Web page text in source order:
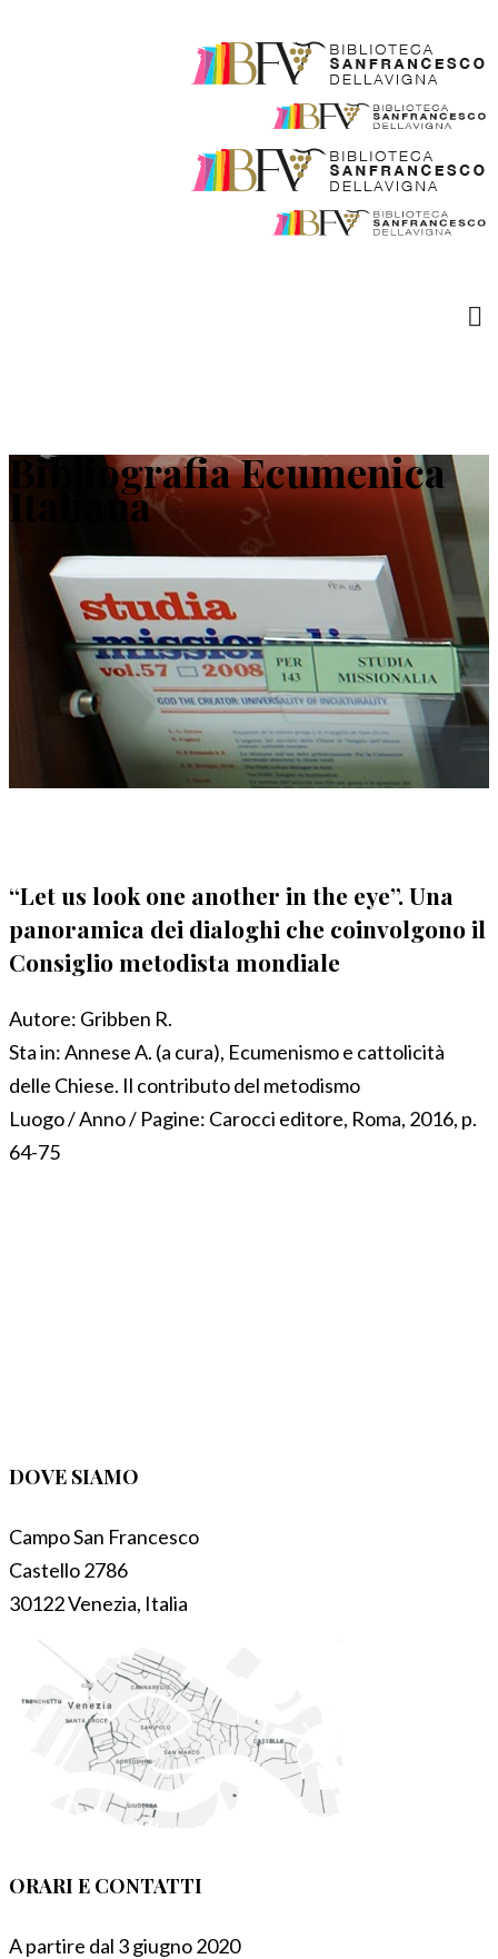
Bibliografia Ecumenica
Italiana
“Let us look one another in the eye”. Una
panoramica dei dialoghi che coinvolgono il
Consiglio metodista mondiale
Autore: Gribben R.
Sta in:Annese A. (a cura), Ecumenismo e cattolicità
delle Chiese. Il contributo del metodismo
Luogo / Anno / Pagine: Carocci editore, Roma, 2016, p.
64-75
DOVE SIAMO
Campo San Francesco
Castello 2786
30122 Venezia, Italia
ORARI E CONTATTI
A partire dal 3 giugno 2020